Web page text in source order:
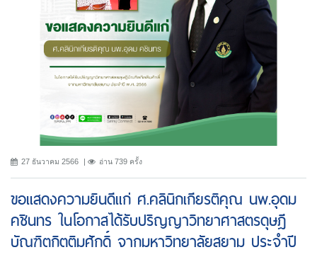
27 ธันวาคม 2566 อ่าน 739 ครั้ง
ขอแสดงความยินดีแก่ ศ.คลินิกเกียรติคุณ นพ.อุดม
คชินทร ในโอกาสได้รับปริญญาวิทยาศาสตรดุษฎี
บัณฑิตกิตติมศักดิ์ จากมหาวิทยาลัยสยาม ประจำปี